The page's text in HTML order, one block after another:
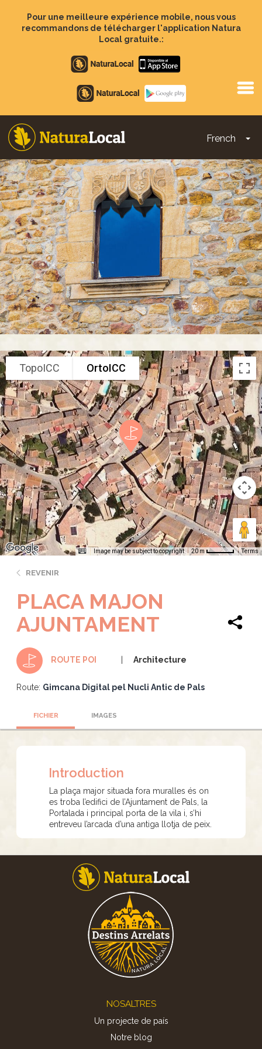
contenu
Pour une meilleure expérience mobile, nous vous
recommandons de télécharger l'application Natura
Local gratuite.:
Apple
store
Google
Play
French
Main
navigation
TopoICC OrtoICC
Image may be subject to copyright 20 m Terms
REVENIR
PLACA MAJON
AJUNTAMENT
ROUTE POI Architecture
Route: Gimcana Digital pel Nucli Antic de Pals
FICHIER IMAGES
Introduction
La plaça major situada fora muralles és on
es troba l’edifici de l’Ajuntament de Pals, la
Portalada i principal porta de la vila i, s’hi
entreveu l’arcada d’una antiga llotja de peix.
NOSALTRES
Un projecte de país
Notre blog